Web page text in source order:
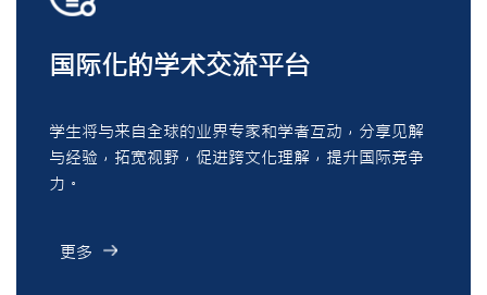
国际化的学术交流平台
学生将与来自全球的业界专家和学者互动，分享见解
与经验，拓宽视野，促进跨文化理解，提升国际竞争
力。
更多